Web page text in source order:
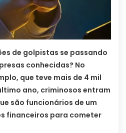
de golpistas se passando
conhecidas? No
que teve mais de 4 mil
ano, criminosos entram
são funcionários de um
financeiros para cometer